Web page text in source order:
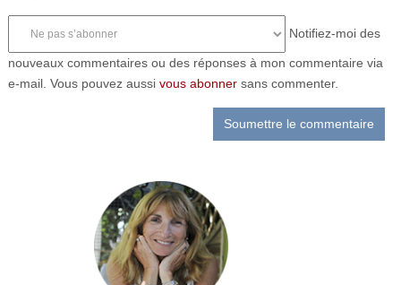
Notifiez-moi des
nouveaux commentaires ou des réponses à mon commentaire via
e-mail. Vous pouvez aussi vous abonnersans commenter.